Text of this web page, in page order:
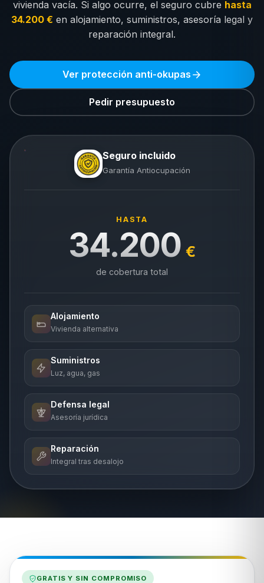
vivienda vacía. Si algo ocurre, el seguro cubre hasta
34.200 € en alojamiento, suministros, asesoría legal y
reparación integral.
Ver protección anti-okupas
Pedir presupuesto
Seguro incluido
Garantía Antiocupación
HASTA
34.200 €
de cobertura total
Alojamiento
Vivienda alternativa
Suministros
Luz, agua, gas
Defensa legal
Asesoría jurídica
Reparación
Integral tras desalojo
GRATIS Y SIN COMPROMISO